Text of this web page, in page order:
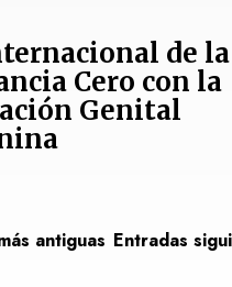
de la
Cero con la
Genital
antiguas Entradas